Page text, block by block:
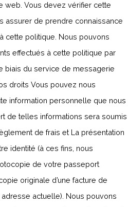
web. Vous devez vérifier cette
assurer de prendre connaissance
cette politique. Nous pouvons
effectués à cette politique par
biais du service de messagerie
droits Vous pouvez nous
information personnelle que nous
de telles informations sera soumis
de frais et La présentation
identité (à ces fins, nous
de votre passeport
originale d’une facture de
actuelle). Nous pouvons